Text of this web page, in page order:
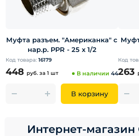
Муфта разъем. "Американка" с
нар.р. PPR - 25 x 1/2
Код товара: 16179
448 руб. за 1 шт В наличии 44
В корзину
Код
263
Интернет-